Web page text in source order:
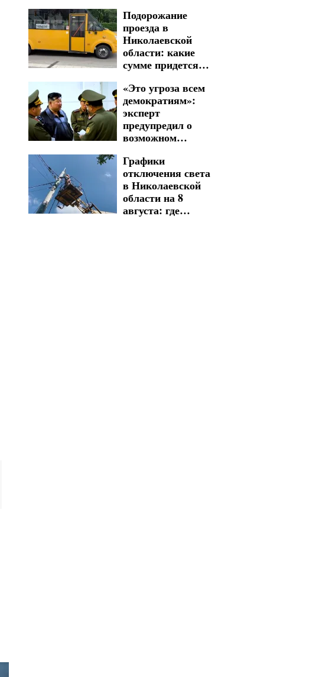
оказались под
отключениями
света на 9 августа
Подорожание
проезда в
Николаевской
области: какие
сумме придется
«Это угроза всем
демократиям»:
эксперт
предупредил о
возможном
северокорейцев в
войну
Графики
отключения света
в Николаевской
области на 8
августа: где